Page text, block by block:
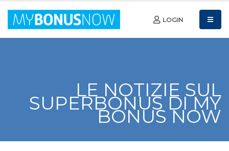
LOGIN
LE NOTIZIE SUL
SUPERBONUS DI MY
BONUS NOW